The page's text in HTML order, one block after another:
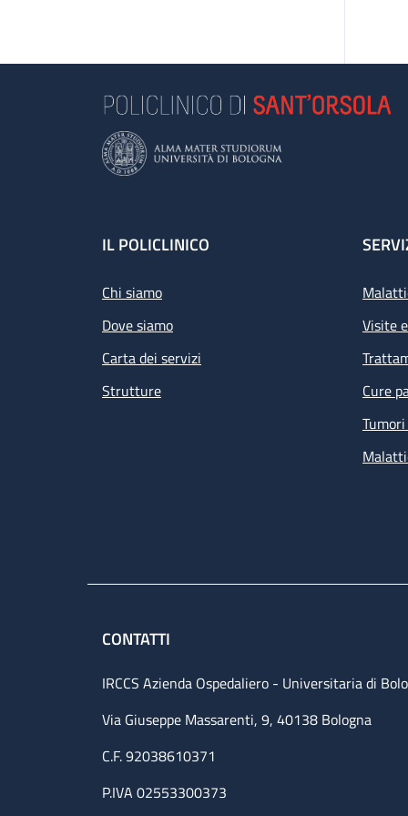
Footer
IL POLICLINICO
Chi siamo
Dove siamo
Carta dei servizi
Strutture
Visite
Cure
CONTATTI
IRCCS Azienda Ospedaliero - Universitaria di
Via Giuseppe Massarenti, 9, 40138 Bologna
C.F. 92038610371
P.IVA 02553300373